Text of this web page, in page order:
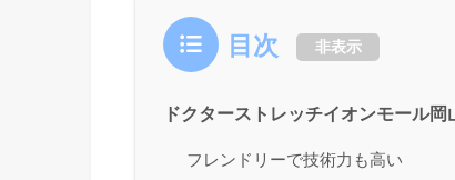
目次 非表示
ドクターストレッチイオンモール
フレンドリーで技術力も高い